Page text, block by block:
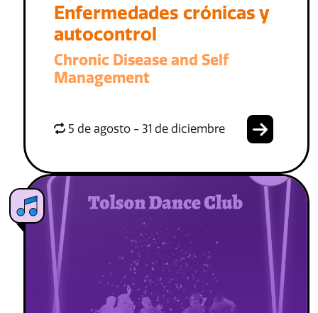
Enfermedades crónicas y
autocontrol
Chronic Disease and Self
Management
5 de agosto - 31 de diciembre